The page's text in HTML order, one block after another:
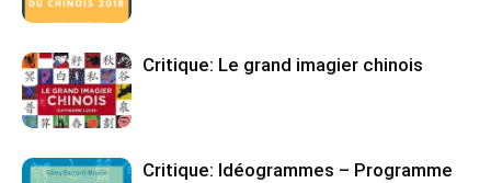
Critique: Le grand imagier chinois
Critique: Idéogrammes – Programme